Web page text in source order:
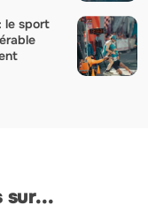
le sport
sur...